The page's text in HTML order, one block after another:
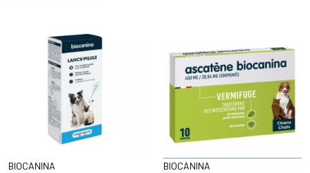
BIOCANINA
BIOCANINA